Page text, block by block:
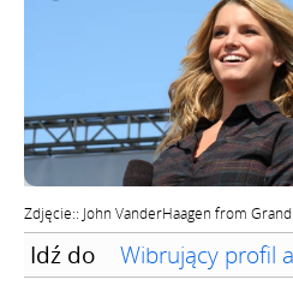
Zdjęcie:: John VanderHaagen from
Idź do Wibrujący profil